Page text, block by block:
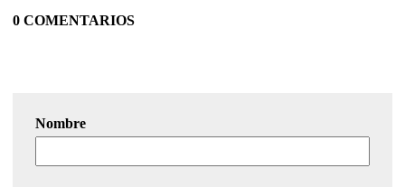
0 COMENTARIOS
Nombre